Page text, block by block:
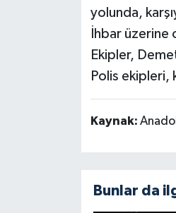
yolunda,
İhbar üzerine
Ekipler,
Polis ekipleri,
Kaynak:
Bunlar da
Tarım ve Ekonomi